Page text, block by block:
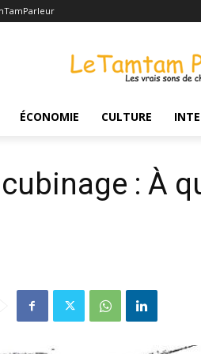
ÉCONOMIE CULTURE
: À quoi sert-elle ?
: À